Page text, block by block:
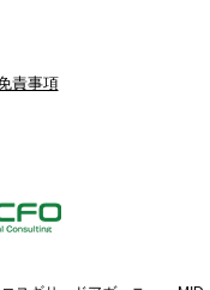
責事項